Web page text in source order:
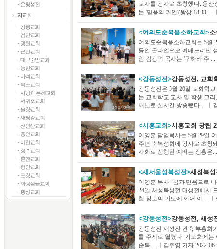
- 은평성전
- 강릉교회
- 검단교회
- 광탄교회
- 군산교회
- 대구중앙교회
- 동탄교회
- 마석교회
- 목포교회
- 사랑과 은혜교회
- 서귀포교회
- 솔향교회
- 새평양교회
- 신안산교회
- 용인교회
- 이천교회
- 청주교회
- 춘천교회
- 평안교회
- 포항교회
- 화성샘물교회
- 횡성교회
교사를 강사로 초청했다. 용
는 '믿음의 거인'(왕상 18:33....
<여의도순복음소하교회>소
여의도순복음소하교회는 5월
동안 온라인으로 예배드리던
임 김광덕 목사는 '구하라 주....
<강동성전>강동성전, 교회
강동성전은 5월 20일 교회학
는 교회학교 교사 및 학생 그
채널로 실시간 방송됐다.... ㅣ
<시흥교회>시흥교회 창립
이영훈 담임목사는 5월 29일
주년 축복성회에 강사로 초청
사회로 진행된 예배는 정홍은
<새서울성북성전>새성북
이영훈 목사 "꿈과 믿음으로
24일 새성북성전 대성전에서
철 장로의 기도에 이어 이....
<강동성전>강동성전, 새성
강동성전 새성전 건축 부흥회
를 주제로 열렸다. 기도회에는
순복.... ㅣ김주영 기자 2022-